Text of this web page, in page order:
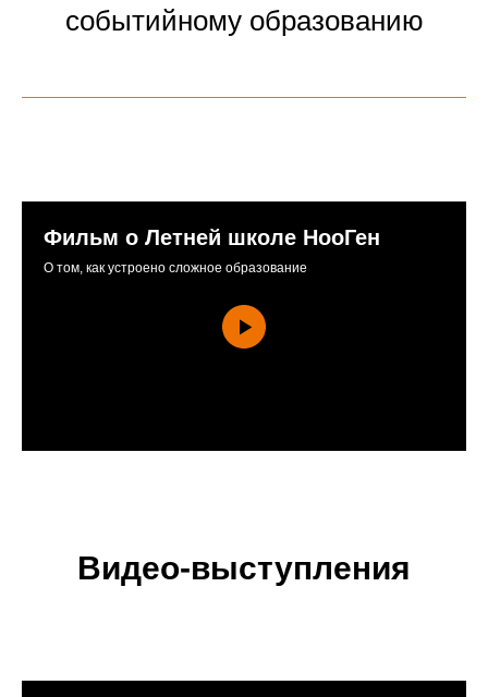
событийному образованию
Фильм о Летней школе НооГен
О том, как устроено сложное образование
Видео-выступления